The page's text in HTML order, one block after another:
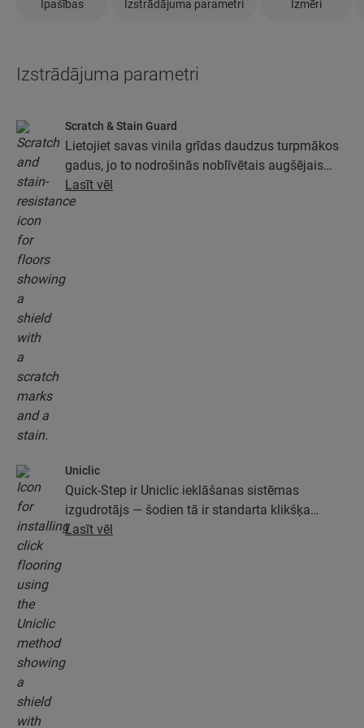
Īpašības Izstrādājuma parametri Izmēri
Izstrādājuma parametri
Scratch & Stain Guard
Lietojiet savas vinila grīdas daudzus turpmākos
gadus, jo to nodrošinās noblīvētais augšējais
slānis ar tehnoloģiju Stain and Scratch Guard.
Šis slānis nodrošinās izcilu aizsardzību pret
Lasīt vēl
Uniclic
Quick-Step ir Uniclic ieklāšanas sistēmas
izgudrotājs — šodien tā ir standarta klikšķa
ieklāšanas sistēma. Izmantojiet revolucionāro un
Lasīt vēl